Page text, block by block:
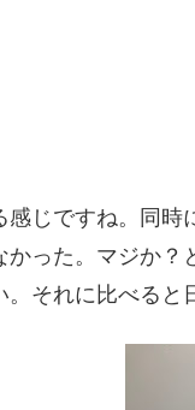
感じですね。同
かった。マジか
。それに比べると